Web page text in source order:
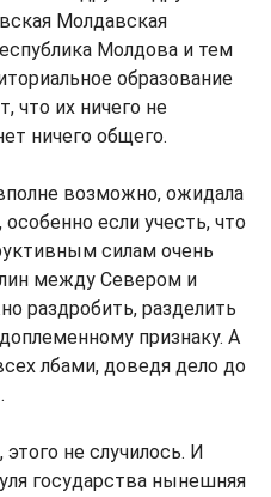
Молдавская
Молдова и тем
образование
что их ничего не
ничего общего.
возможно, ожидала
если учесть, что
силам очень
между Севером и
раздробить, разделить
признаку. А
лбами, доведя дело до
не случилось. И
государства нынешняя